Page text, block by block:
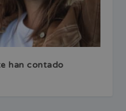
han contado